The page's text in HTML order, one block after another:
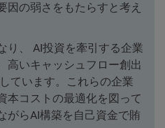
因の弱さをもたらすと考え
り、 AI投資を牽引する企業
高いキャッシュフロー創出
ています。これらの企業
本コストの最適化を図って
がらAI構築を自己資金で賄